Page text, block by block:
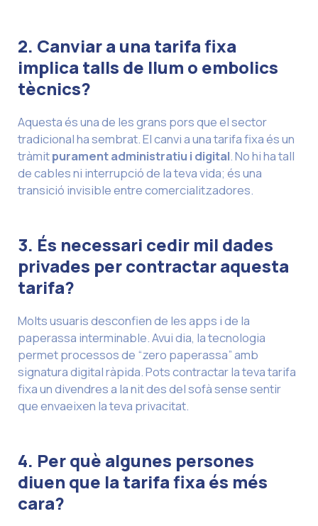
2. Canviar a una tarifa fixa
implica talls de llum o embolics
tècnics?
Aquesta és una de les grans pors que el sector
tradicional ha sembrat. El canvi a una tarifa fixa és un
tràmitpurament administratiu i digital. No hi ha tall
de cables ni interrupció de la teva vida; és una
transició invisible entre comercialitzadores.
3. És necessari cedir mil dades
privades per contractar aquesta
tarifa?
Molts usuaris desconfien de les apps i de la
paperassa interminable. Avui dia, la tecnologia
permet processos de “zero paperassa” amb
signatura digital ràpida. Pots contractar la teva tarifa
fixa un divendres a la nit des del sofà sense sentir
que envaeixen la teva privacitat.
4. Per què algunes persones
diuen que la tarifa fixa és més
cara?